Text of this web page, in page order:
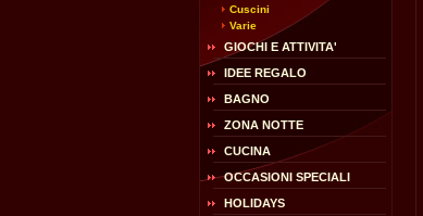
Cuscini
Varie
GIOCHI E ATTIVITA'
IDEE REGALO
BAGNO
ZONA NOTTE
CUCINA
OCCASIONI SPECIALI
HOLIDAYS